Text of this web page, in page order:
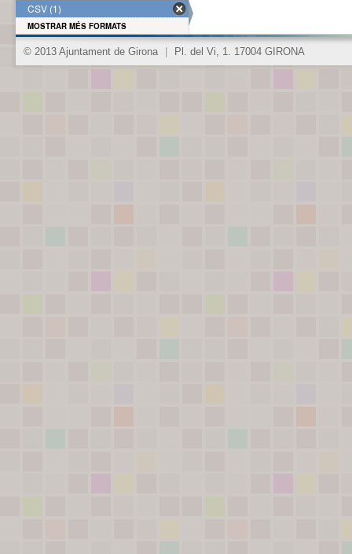
CSV (1)
MOSTRAR MÉS FORMATS
© 2013 Ajuntament de Girona Pl. del Vi, 1. 17004 GIRONA